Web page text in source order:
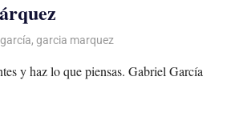
Poco
garcía, garcia marquez
y haz lo que piensas. Gabriel García